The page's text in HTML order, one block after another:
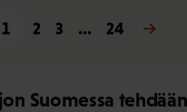
1 2 3 … 24
Seuraava »
Suomessa tehdään